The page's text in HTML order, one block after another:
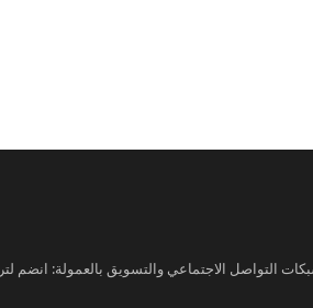
التواصل الاجتماعي والتسويق بالعمولة: انضم